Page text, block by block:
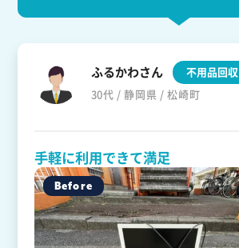
ふるかわさん
30代 / 静岡県 / 松崎町
不用品回収
手軽に利用できて満足